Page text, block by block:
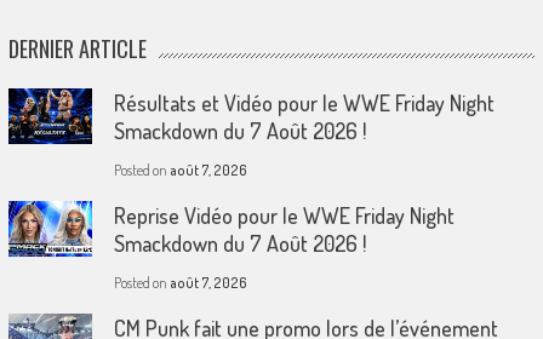
DERNIER ARTICLE
Résultats et Vidéo pour le WWE Friday Night
Smackdown du 7 Août 2026 !
Posted on août 7, 2026
Reprise Vidéo pour le WWE Friday Night
Smackdown du 7 Août 2026 !
Posted on août 7, 2026
CM Punk fait une promo lors de l’événement